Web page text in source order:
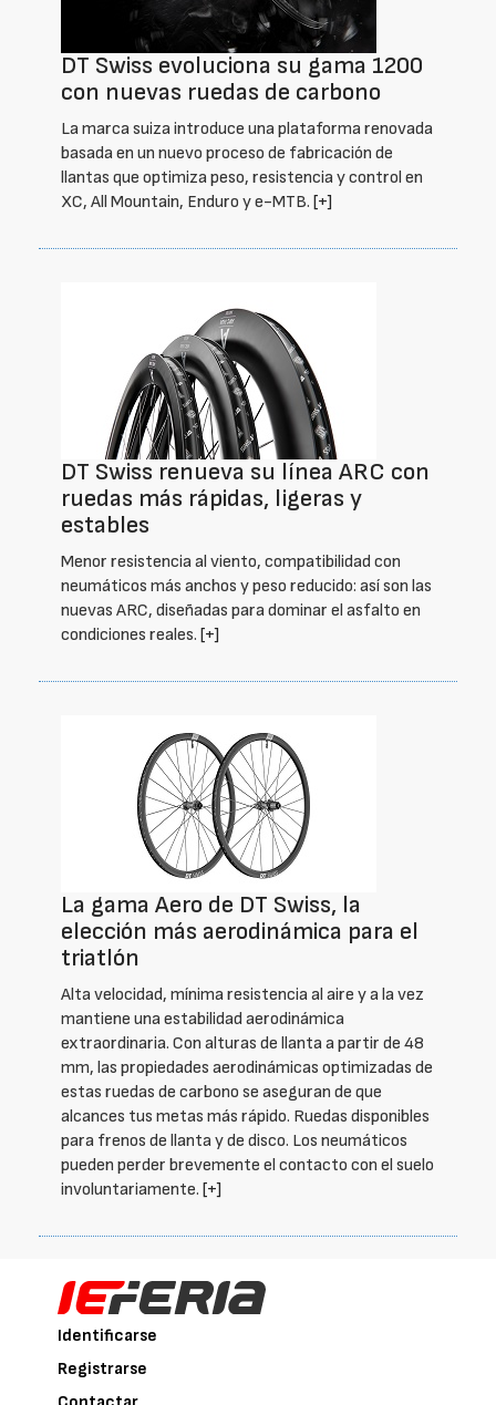
DT Swiss evoluciona su gama 1200
con nuevas ruedas de carbono
La marca suiza introduce una plataforma renovada
basada en un nuevo proceso de fabricación de
llantas que optimiza peso, resistencia y control en
XC, All Mountain, Enduro y e-MTB. [+]
DT Swiss renueva su línea ARC con
ruedas más rápidas, ligeras y
estables
Menor resistencia al viento, compatibilidad con
neumáticos más anchos y peso reducido: así son las
nuevas ARC, diseñadas para dominar el asfalto en
condiciones reales. [+]
La gama Aero de DT Swiss, la
elección más aerodinámica para el
triatlón
Alta velocidad, mínima resistencia al aire y a la vez
mantiene una estabilidad aerodinámica
extraordinaria. Con alturas de llanta a partir de 48
mm, las propiedades aerodinámicas optimizadas de
estas ruedas de carbono se aseguran de que
alcances tus metas más rápido. Ruedas disponibles
para frenos de llanta y de disco. Los neumáticos
pueden perder brevemente el contacto con el suelo
involuntariamente. [+]
Identificarse
Registrarse